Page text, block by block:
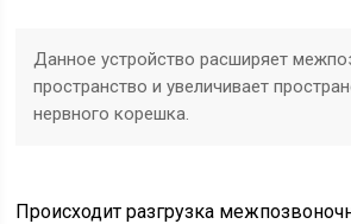
Данное устройство расширяет
пространство и увеличивает
нервного корешка.
Происходит разгрузка